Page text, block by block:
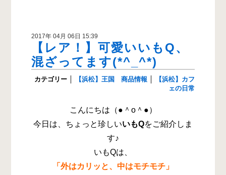
2017年 04月 06日 15:39
【レア！】可愛いいもQ、
混ざってます(*^_^*)
カテゴリー 【浜松】王国 商品情報
【浜松】カフ
ェの日常
こんにちは（●＾o＾●）
今日は、ちょっと珍しいいもQをご紹介しま
す♪
いもQは、
「外はカリッと、中はモチモチ」